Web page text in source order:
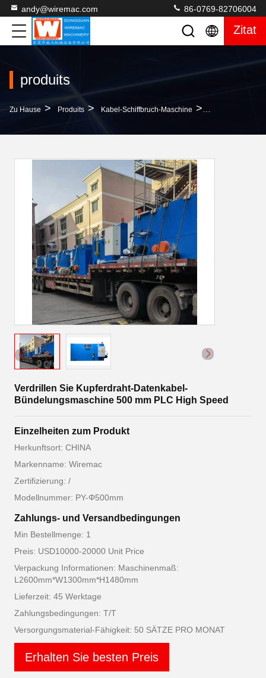
andy@wiremac.com 86-0769-82706004
Zitat
produits
Zu Hause > Produits > Kabel-Schiffbruch-Maschine >
Verdrillen Sie Kupferdraht-Datenkabel-
Bündelungsmaschine 500 mm PLC High Speed
Einzelheiten zum Produkt
Herkunftsort: CHINA
Markenname: Wiremac
Zertifizierung: /
Modellnummer: PY-Φ500mm
Zahlungs- und Versandbedingungen
Min Bestellmenge: 1
Preis: USD10000-20000 Unit Price
Verpackung Informationen: Maschinenmaß:
L2600mm*W1300mm*H1480mm
Lieferzeit: 45 Werktage
Zahlungsbedingungen: T/T
Versorgungsmaterial-Fähigkeit: 50 SÄTZE PRO MONAT
Erhalten Sie besten Preis